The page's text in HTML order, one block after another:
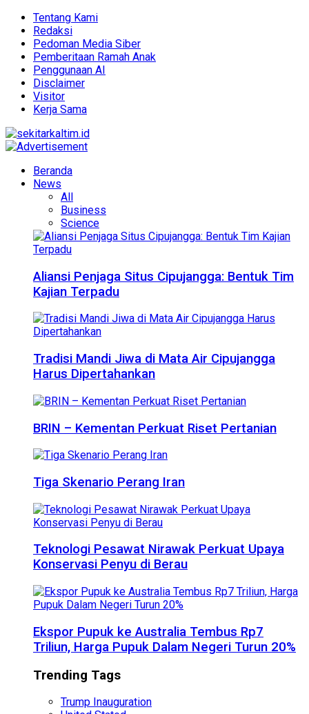
Tentang Kami
Redaksi
Pedoman Media Siber
Pemberitaan Ramah Anak
Penggunaan AI
Disclaimer
Visitor
Kerja Sama
Beranda
News
All
Business
Science
Aliansi Penjaga Situs Cipujangga: Bentuk Tim
Kajian Terpadu
Tradisi Mandi Jiwa di Mata Air Cipujangga
Harus Dipertahankan
BRIN – Kementan Perkuat Riset Pertanian
Tiga Skenario Perang Iran
Teknologi Pesawat Nirawak Perkuat Upaya
Konservasi Penyu di Berau
Ekspor Pupuk ke Australia Tembus Rp7
Triliun, Harga Pupuk Dalam Negeri Turun 20%
Trending Tags
Trump Inauguration